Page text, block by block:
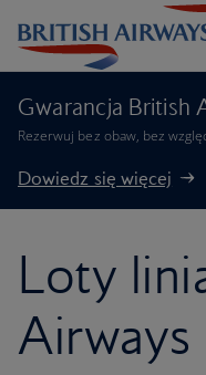
Gwarancja British
Rezerwuj bez obaw, bez
Dowiedz się więcej
Loty
Airways